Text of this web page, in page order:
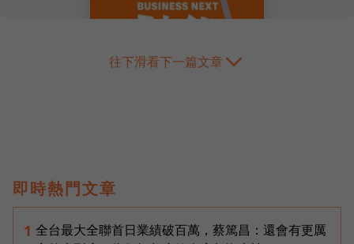
往下滑看下一篇文章
即時熱門文章
1 全台最大全聯首日業績破百萬，蔡篤昌：還會有更厲